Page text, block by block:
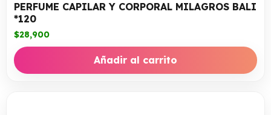
PERFUME CAPILAR Y CORPORAL MILAGROS BALI
*120
$28,900
Añadir al carrito